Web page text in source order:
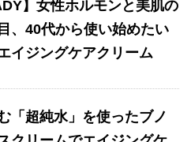
】女性ホルモンと美肌の
、40代から使い始めたい
イジングケアクリーム
「超純水」を使ったブノ